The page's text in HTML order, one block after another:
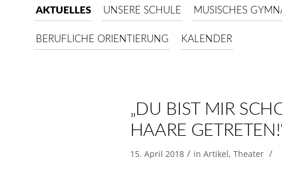
AKTUELLES UNSERE SCHULE MUSISCHES
BERUFLICHE ORIENTIERUNG KALENDER
„DU BIST MIR
HAARE
15. April 2018 / in Artikel, Theater /